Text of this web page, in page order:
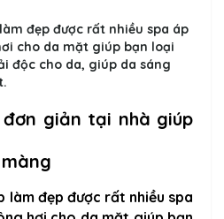
đẹp được rất nhiều spa áp
cho da mặt giúp bạn loại
độc cho da, giúp da sáng
giản tại nhà giúp
làm đẹp được rất nhiều spa